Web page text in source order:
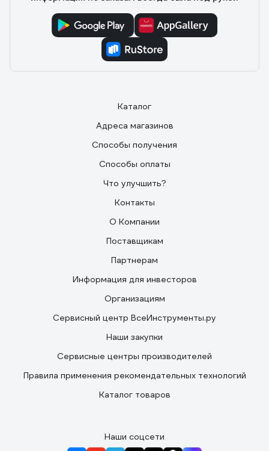
Каталог
Адреса магазинов
Способы получения
Способы оплаты
Что улучшить?
Контакты
О Компании
Поставщикам
Партнерам
Информация для инвесторов
Организациям
Сервисный центр ВсеИнструменты.ру
Наши закупки
Сервисные центры производителей
Правила применения рекомендательных технологий
Каталог товаров
Наши соцсети